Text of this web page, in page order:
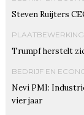
Steven Ruijters
PLAATBEWERKING
Trumpf herstelt
BEDRIJF EN
Nevi PMI:
vier jaar